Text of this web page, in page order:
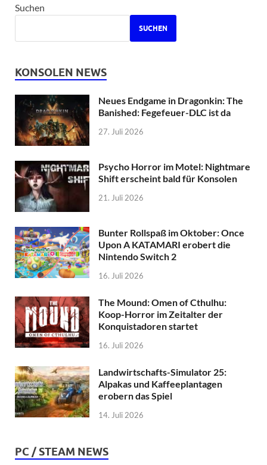
Suchen
SUCHEN
KONSOLEN NEWS
Neues Endgame in Dragonkin: The
Banished: Fegefeuer-DLC ist da
27. Juli 2026
Psycho Horror im Motel: Nightmare
Shift erscheint bald für Konsolen
21. Juli 2026
Bunter Rollspaß im Oktober: Once
Upon A KATAMARI erobert die
Nintendo Switch 2
16. Juli 2026
The Mound: Omen of Cthulhu:
Koop-Horror im Zeitalter der
Konquistadoren startet
16. Juli 2026
Landwirtschafts-Simulator 25:
Alpakas und Kaffeeplantagen
erobern das Spiel
14. Juli 2026
PC / STEAM NEWS